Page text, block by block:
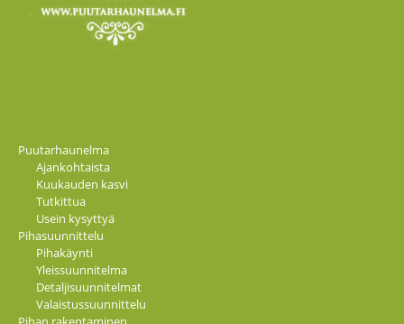
Puutarhaunelma
Ajankohtaista
Kuukauden kasvi
Tutkittua
Usein kysyttyä
Pihasuunnittelu
Pihakäynti
Yleissuunnitelma
Detaljisuunnitelmat
Valaistussuunnittelu